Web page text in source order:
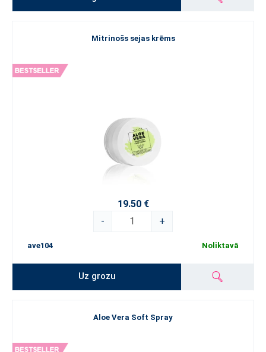
Mitrinošs sejas krēms
19.50 €
-
+
ave104 Noliktavā
Uz grozu
Aloe Vera Soft Spray